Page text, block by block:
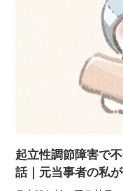
起立性調節障害で
話｜元当事者の私